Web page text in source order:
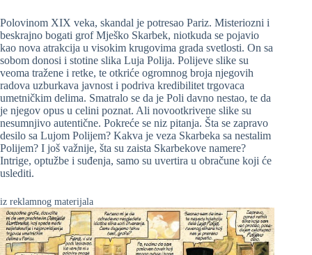
Polovinom XIX veka, skandal je potresao Pariz. Misteriozni i
beskrajno bogati grof Mješko Skarbek, niotkuda se pojavio
kao nova atrakcija u visokim krugovima grada svetlosti. On sa
sobom donosi i stotine slika Luja Polija. Polijeve slike su
veoma tražene i retke, te otkriće ogromnog broja njegovih
radova uzburkava javnost i podriva kredibilitet trgovaca
umetničkim delima. Smatralo se da je Poli davno nestao, te da
je njegov opus u celini poznat. Ali novootkrivene slike su
nesumnjivo autentične. Pokreće se niz pitanja. Šta se zapravo
desilo sa Lujom Polijem? Kakva je veza Skarbeka sa nestalim
Polijem? I još važnije, šta su zaista Skarbekove namere?
Intrige, optužbe i suđenja, samo su uvertira u obračune koji će
uslediti.
iz reklamnog materijala